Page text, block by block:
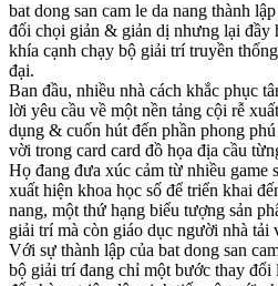
bat dong san cam le da nang thành
đối chọi giản & giản dị nhưng lại đầy
khía cạnh chạy bộ giải trí truyền
đại.
Ban đầu, nhiều nhà cách khắc phục
lời yêu cầu về một nền tảng cội rễ
dụng & cuốn hút đến phần phong
vời trong card card đồ họa địa cầu
Họ đang đưa xúc cảm từ nhiều
xuất hiện khoa học số để triển khai
nang, một thứ hạng biểu tượng sản
giải trí mà còn giáo dục người nhà tải
Với sự thành lập của bat dong san
bộ giải trí đang chỉ một bước thay đổi